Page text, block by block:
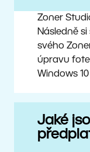
Zoner
Následně
svého
úpravu
Windows 10
Jaké